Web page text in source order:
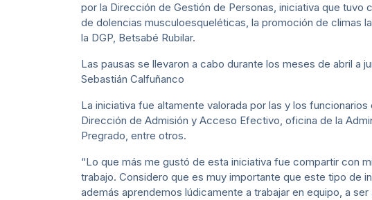
por la Dirección de Gestión de Personas, iniciativa que
de dolencias musculoesqueléticas, la promoción de climas
la DGP, Betsabé Rubilar.
Las pausas se llevaron a cabo durante los meses de abril a
Sebastián Calfuñanco
La iniciativa fue altamente valorada por las y los
Dirección de Admisión y Acceso Efectivo, oficina de la
Pregrado, entre otros.
“Lo que más me gustó de esta iniciativa fue compartir con
trabajo. Considero que es muy importante que este tipo de
además aprendemos lúdicamente a trabajar en equipo, a